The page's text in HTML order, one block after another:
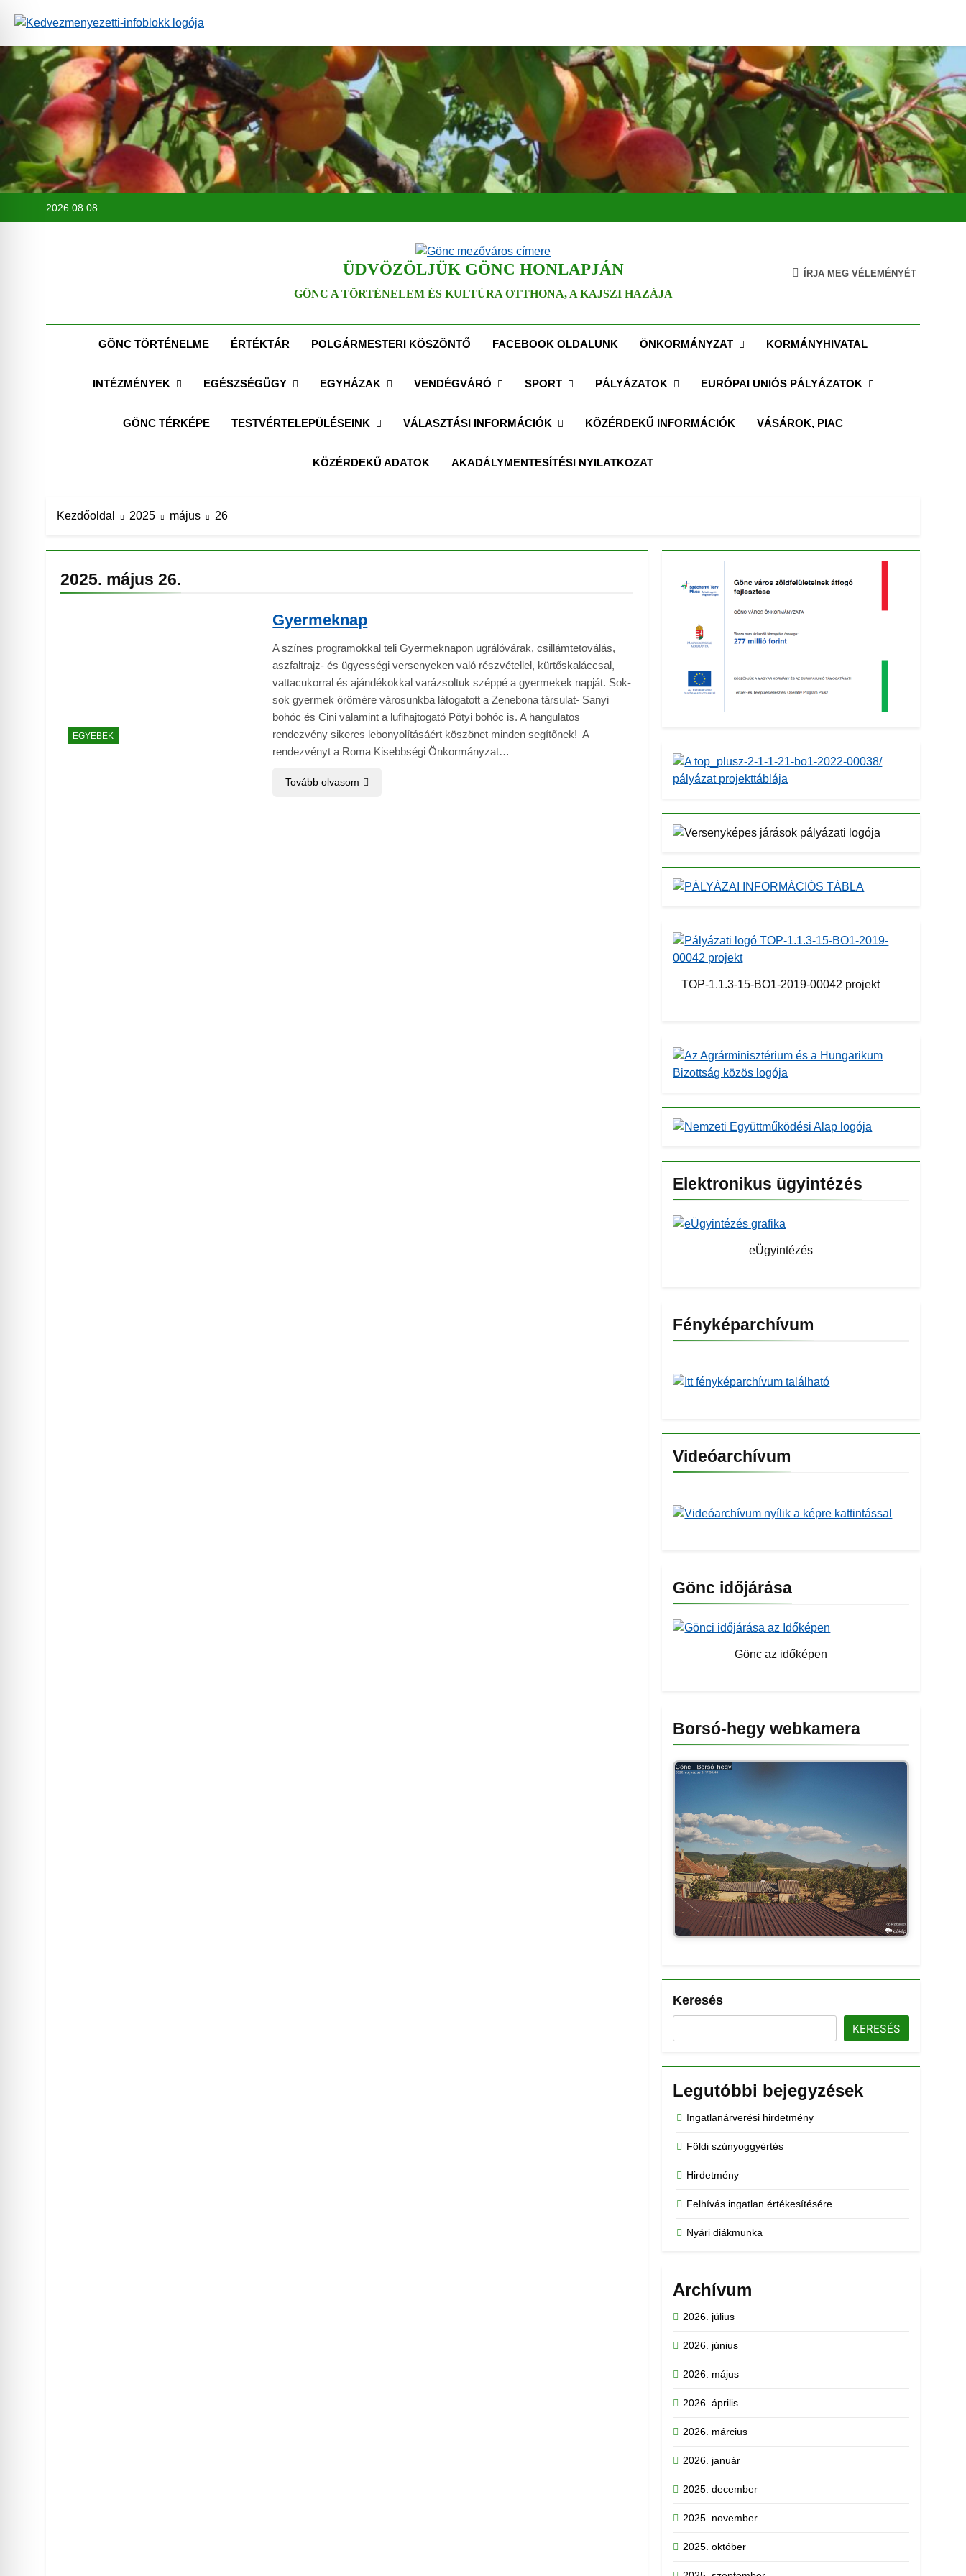
2026.08.08.
ÜDVÖZÖLJÜK GÖNC HONLAPJÁN
GÖNC A TÖRTÉNELEM ÉS KULTÚRA OTTHONA, A KAJSZI HAZÁJA
ÍRJA MEG VÉLEMÉNYÉT
GÖNC TÖRTÉNELME ÉRTÉKTÁR POLGÁRMESTERI KÖSZÖNTŐ FACEBOOK OLDALUNK ÖNKORMÁNYZAT KORMÁNYHIVATAL
INTÉZMÉNYEK EGÉSZSÉGÜGY EGYHÁZAK VENDÉGVÁRÓ SPORT PÁLYÁZATOK EURÓPAI UNIÓS PÁLYÁZATOK
GÖNC TÉRKÉPE TESTVÉRTELEPÜLÉSEINK VÁLASZTÁSI INFORMÁCIÓK KÖZÉRDEKŰ INFORMÁCIÓK VÁSÁROK, PIAC
KÖZÉRDEKŰ ADATOK AKADÁLYMENTESÍTÉSI NYILATKOZAT
Kezdőoldal 2025 május 26
2025. május 26.
EGYEBEK
Gyermeknap
A színes programokkal teli Gyermeknapon ugrálóvárak, csillámtetoválás,
aszfaltrajz- és ügyességi versenyeken való részvétellel, kürtőskaláccsal,
vattacukorral és ajándékokkal varázsoltuk széppé a gyermekek napját. Sok-
sok gyermek örömére városunkba látogatott a Zenebona társulat- Sanyi
bohóc és Cini valamint a lufihajtogató Pötyi bohóc is. A hangulatos
rendezvény sikeres lebonyolításáért köszönet minden segítőnek! A
rendezvényt a Roma Kisebbségi Önkormányzat…
Tovább olvasom
TOP-1.1.3-15-BO1-2019-00042 projekt
Elektronikus ügyintézés
eÜgyintézés
Fényképarchívum
Videóarchívum
Gönc időjárása
Gönc az időképen
Borsó-hegy webkamera
Keresés
KERESÉS
Legutóbbi bejegyzések
Ingatlanárverési hirdetmény
Földi szúnyoggyértés
Hirdetmény
Felhívás ingatlan értékesítésére
Nyári diákmunka
Archívum
2026. július
2026. június
2026. május
2026. április
2026. március
2026. január
2025. december
2025. november
2025. október